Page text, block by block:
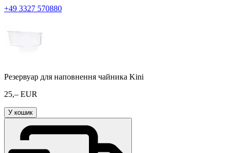
+49 3327 570880
Резервуар для наповнення чайника Kini
25,– EUR
У кошик